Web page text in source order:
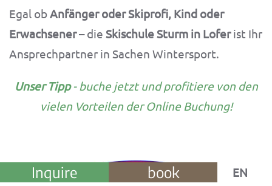
Inquire book EN
Egal obAnfänger oder Skiprofi, Kind oder
Erwachsener– die Skischule Sturm in Loferist Ihr
Ansprechpartner in Sachen Wintersport.
Unser Tipp- buche jetzt und profitiere von den
vielen Vorteilen der Online Buchung!